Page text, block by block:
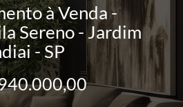
à Venda -
Sereno - Jardim
- SP